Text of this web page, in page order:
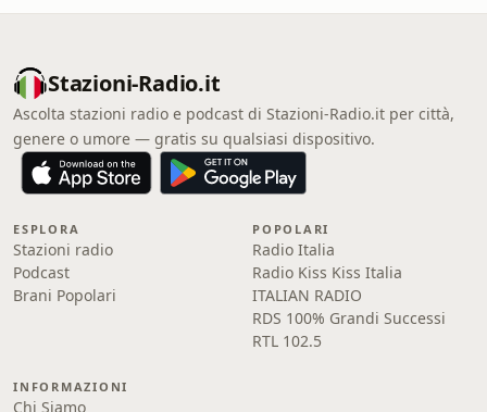
Stazioni-Radio.it
Ascolta stazioni radio e podcast di Stazioni-Radio.it per città,
genere o umore — gratis su qualsiasi dispositivo.
ESPLORA
Stazioni radio
Podcast
Brani Popolari
POPOLARI
Radio Italia
Radio Kiss Kiss Italia
ITALIAN RADIO
RDS 100% Grandi Successi
RTL 102.5
INFORMAZIONI
Chi Siamo